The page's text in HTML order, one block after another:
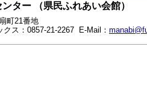
ター （県民ふれあい会館）
町21番地
ス：0857-21-2267 E-Mail：